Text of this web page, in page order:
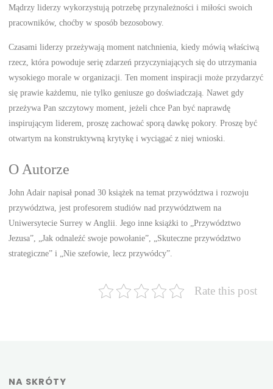
Mądrzy liderzy wykorzystują potrzebę przynależności i miłości swoich
pracowników, choćby w sposób bezosobowy.
Czasami liderzy przeżywają moment natchnienia, kiedy mówią właściwą
rzecz, która powoduje serię zdarzeń przyczyniających się do utrzymania
wysokiego morale w organizacji. Ten moment inspiracji może przydarzyć
się prawie każdemu, nie tylko geniusze go doświadczają. Nawet gdy
przeżywa Pan szczytowy moment, jeżeli chce Pan być naprawdę
inspirującym liderem, proszę zachować sporą dawkę pokory. Proszę być
otwartym na konstruktywną krytykę i wyciągać z niej wnioski.
O Autorze
John Adair napisał ponad 30 książek na temat przywództwa i rozwoju
przywództwa, jest profesorem studiów nad przywództwem na
Uniwersytecie Surrey w Anglii. Jego inne książki to „Przywództwo
Jezusa”, „Jak odnaleźć swoje powołanie”, „Skuteczne przywództwo
strategiczne” i „Nie szefowie, lecz przywódcy”.
Rate this post
NA SKRÓTY